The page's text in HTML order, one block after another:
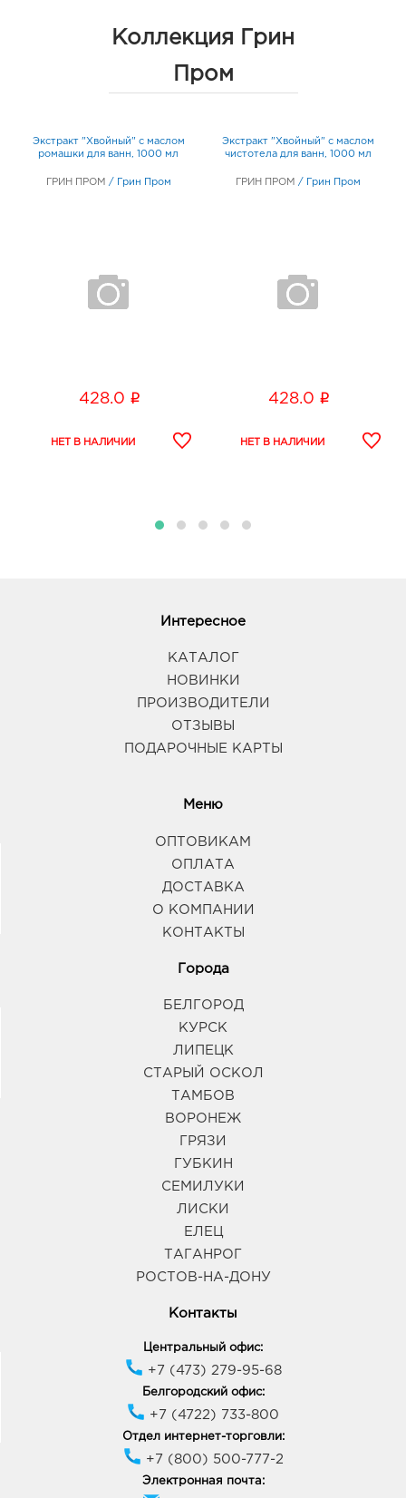
Коллекция Грин
Пром
Экстракт "Хвойный" с маслом
ромашки для ванн, 1000 мл
ГРИН ПРОМ / Грин Пром
428.0 i
Экстракт "Хвойный" с маслом
чистотела для ванн, 1000 мл
ГРИН ПРОМ / Грин Пром
428.0 i
Интересное
КАТАЛОГ
НОВИНКИ
ПРОИЗВОДИТЕЛИ
ОТЗЫВЫ
ПОДАРОЧНЫЕ КАРТЫ
Меню
ОПТОВИКАМ
ОПЛАТА
ДОСТАВКА
О КОМПАНИИ
КОНТАКТЫ
Города
БЕЛГОРОД
КУРСК
ЛИПЕЦК
СТАРЫЙ ОСКОЛ
ТАМБОВ
ВОРОНЕЖ
ГРЯЗИ
ГУБКИН
СЕМИЛУКИ
ЛИСКИ
ЕЛЕЦ
ТАГАНРОГ
РОСТОВ-НА-ДОНУ
Контакты
Центральный офис:
+7 (473) 279-95-68
Белгородский офис:
+7 (4722) 733-800
Отдел интернет-торговли:
+7 (800) 500-777-2
Электронная почта: